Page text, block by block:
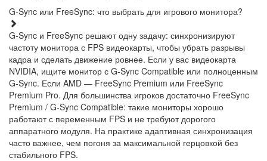
G-Sync или FreeSync: что выбрать для игрового монитора?
G-Sync и FreeSync решают одну задачу: синхронизируют
частоту монитора с FPS видеокарты, чтобы убрать разрывы
кадра и сделать движение ровнее. Если у вас видеокарта
NVIDIA, ищите монитор с G-Sync Compatible или полноценным
G-Sync. Если AMD — FreeSync Premium или FreeSync
Premium Pro. Для большинства игроков достаточно FreeSync
Premium / G-Sync Compatible: такие мониторы хорошо
работают с переменным FPS и не требуют дорогого
аппаратного модуля. На практике адаптивная синхронизация
часто важнее, чем погоня за максимальной герцовкой без
стабильного FPS.